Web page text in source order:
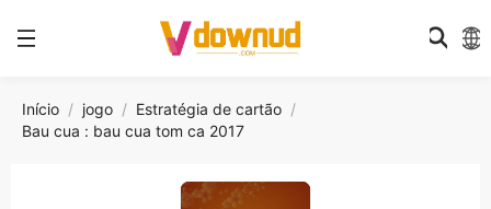
Início jogo
Estratégia de cartão
Bau cua : bau cua tom ca 2017